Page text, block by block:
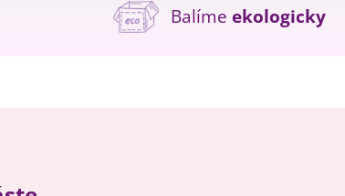
Balíme ekologicky